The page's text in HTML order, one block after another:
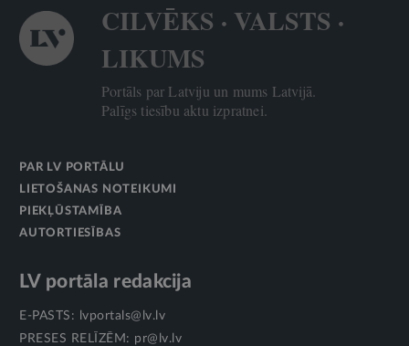
CILVĒKS · VALSTS ·
LIKUMS
Portāls par Latviju un mums Latvijā.
Palīgs tiesību aktu izpratnei.
PAR LV PORTĀLU
LIETOŠANAS NOTEIKUMI
PIEKĻŪSTAMĪBA
AUTORTIESĪBAS
LV portāla redakcija
E-PASTS:
lvportals@lv.lv
PRESES RELĪZĒM: pr@lv.lv